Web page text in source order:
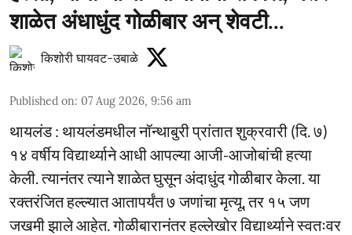
शाळेत अंधाधुंद गोळीबार अन् शेवटी...
किशोरी घायवट-उबाळे
Published on: 07 Aug 2026, 9:56 am
थायलंड : थायलंडमधील नॉन्थाबुरी प्रांतात शुक्रवारी (दि. ७)
१४ वर्षीय विद्यार्थ्याने आधी आपल्या आजी-आजोबांची हत्या
केली. त्यानंतर त्याने शाळेत घुसून अंदाधुंद गोळीबार केला. या
रक्तरंजित हल्ल्यात आतापर्यंत ७ जणांचा मृत्यू, तर १५ जण
जखमी झाले आहेत. गोळीबारानंतर हल्लेखोर विद्यार्थ्याने स्वतःवर